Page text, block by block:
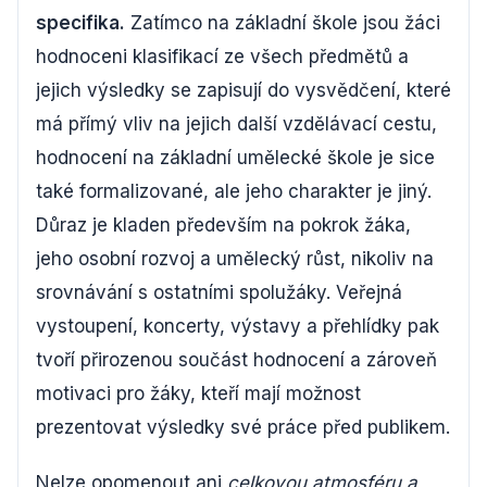
specifika. Zatímco na základní škole jsou žáci
hodnoceni klasifikací ze všech předmětů a
jejich výsledky se zapisují do vysvědčení, které
má přímý vliv na jejich další vzdělávací cestu,
hodnocení na základní umělecké škole je sice
také formalizované, ale jeho charakter je jiný.
Důraz je kladen především na pokrok žáka,
jeho osobní rozvoj a umělecký růst, nikoliv na
srovnávání s ostatními spolužáky. Veřejná
vystoupení, koncerty, výstavy a přehlídky pak
tvoří přirozenou součást hodnocení a zároveň
motivaci pro žáky, kteří mají možnost
prezentovat výsledky své práce před publikem.
Nelze opomenout ani celkovou atmosféru a